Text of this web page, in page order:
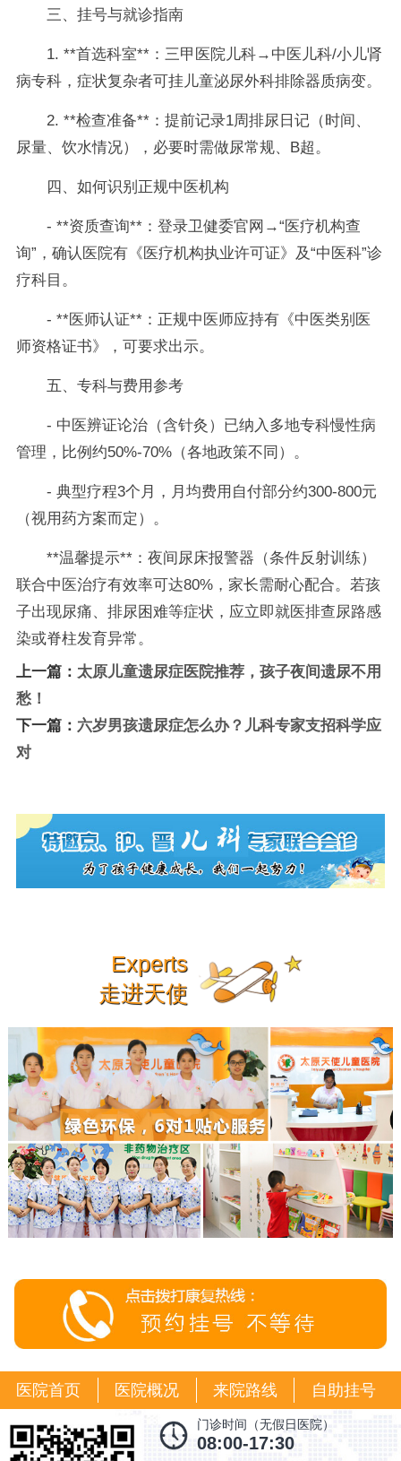
三、挂号与就诊指南
1. **首选科室**：三甲医院儿科→中医儿科/小儿肾
病专科，症状复杂者可挂儿童泌尿外科排除器质病变。
2. **检查准备**：提前记录1周排尿日记（时间、
尿量、饮水情况），必要时需做尿常规、B超。
四、如何识别正规中医机构
- **资质查询**：登录卫健委官网→“医疗机构查
询”，确认医院有《医疗机构执业许可证》及“中医科”诊
疗科目。
- **医师认证**：正规中医师应持有《中医类别医
师资格证书》，可要求出示。
五、专科与费用参考
- 中医辨证论治（含针灸）已纳入多地专科慢性病
管理，比例约50%-70%（各地政策不同）。
- 典型疗程3个月，月均费用自付部分约300-800元
（视用药方案而定）。
**温馨提示**：夜间尿床报警器（条件反射训练）
联合中医治疗有效率可达80%，家长需耐心配合。若孩
子出现尿痛、排尿困难等症状，应立即就医排查尿路感
染或脊柱发育异常。
上一篇： 太原儿童遗尿症医院推荐，孩子夜间遗尿不用
愁！
下一篇： 六岁男孩遗尿症怎么办？儿科专家支招科学应
对
Experts
走进天使
医院首页 医院概况 来院路线 自助挂号
门诊时间（无假日医院）
08:00-17:30